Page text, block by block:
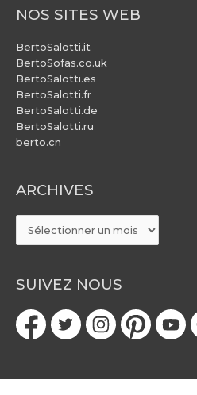
NOS SITES WEB
BertoSalotti.it
BertoSofas.co.uk
BertoSalotti.es
BertoSalotti.fr
BertoSalotti.de
BertoSalotti.ru
berto.cn
ARCHIVES
ARCHIVES
SUIVEZ NOUS